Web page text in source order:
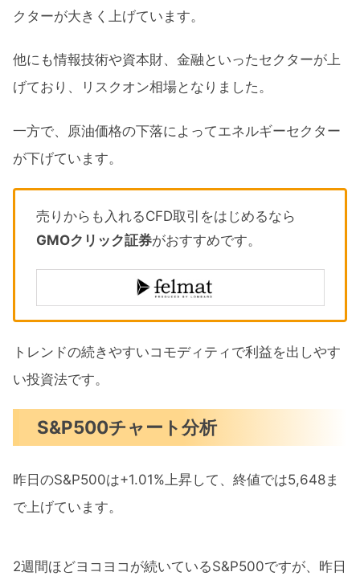
クターが大きく上げています。
他にも情報技術や資本財、金融といったセクターが上
げており、リスクオン相場となりました。
一方で、原油価格の下落によってエネルギーセクター
が下げています。
売りからも入れるCFD取引をはじめるなら
GMOクリック証券がおすすめです。
トレンドの続きやすいコモディティで利益を出しやす
い投資法です。
S&P500チャート分析
昨日のS&P500は+1.01%上昇して、終値では5,648ま
で上げています。
2週間ほどヨコヨコが続いているS&P500ですが、昨日